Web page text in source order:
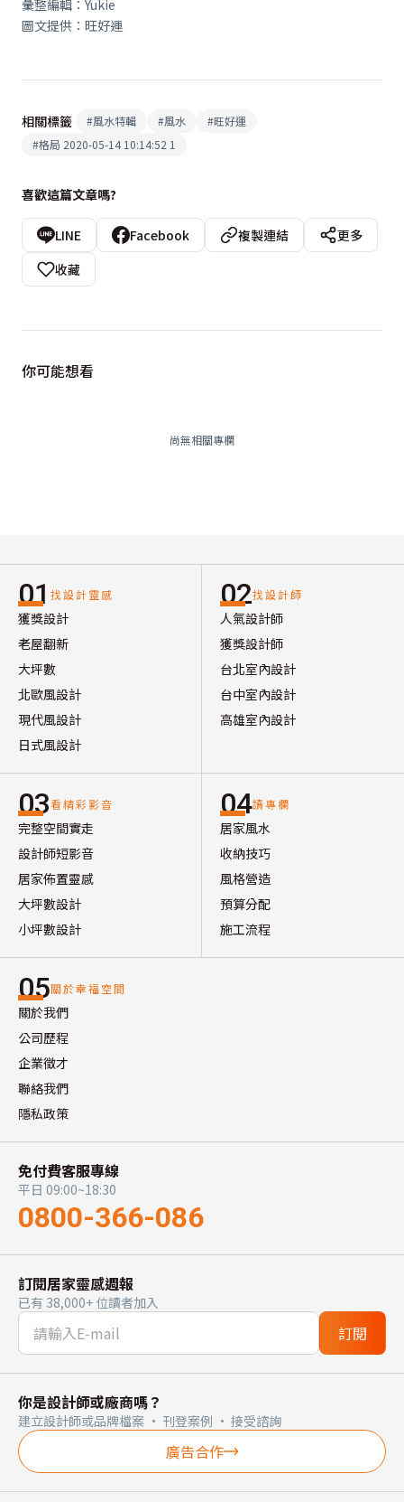
彙整編輯： Yukie
圖文提供：旺好運
相關標籤 #風水特輯 #風水 #旺好運
#格局 2020-05-14 10:14:52 1
喜歡這篇文章嗎?
LINE Facebook 複製連結
更多
收藏
你可能想看
尚無相關專欄
01 找設計靈感
獲獎設計
老屋翻新
大坪數
北歐風設計
現代風設計
日式風設計
02找設計師
人氣設計師
獲獎設計師
台北室內設計
台中室內設計
高雄室內設計
03看精彩影音
完整空間實走
設計師短影音
居家佈置靈感
大坪數設計
小坪數設計
04讀專欄
居家風水
收納技巧
風格營造
預算分配
施工流程
05關於幸福空間
關於我們
公司歷程
企業徵才
聯絡我們
隱私政策
免付費客服專線
平日 09:00~18:30
0800-366-086
訂閱居家靈感週報
已有 38,000+ 位讀者加入
訂閱
你是設計師或廠商嗎？
建立設計師或品牌檔案 · 刊登案例 · 接受諮詢
廣告合作